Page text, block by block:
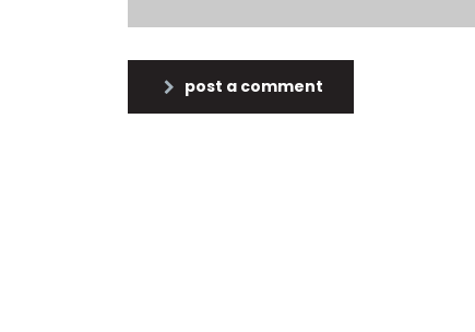
post a comment